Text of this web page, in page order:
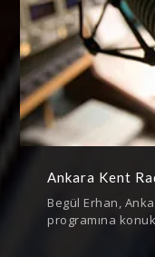
Ankara Kent
Begül Erhan,
programına